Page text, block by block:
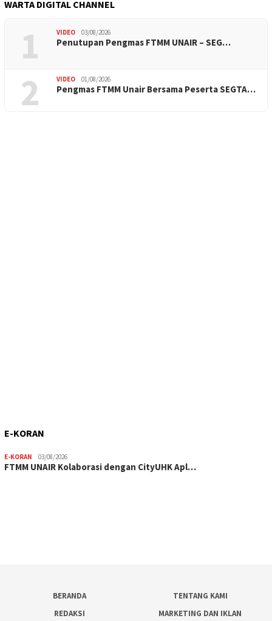
WARTA DIGITAL CHANNEL
1 VIDEO 03/08/2026
Penutupan Pengmas FTMM UNAIR – SEG…
2 VIDEO 01/08/2026
Pengmas FTMM Unair Bersama Peserta SEGTA…
E-KORAN
E-KORAN 03/08/2026
FTMM UNAIR Kolaborasi dengan CityUHK Apl…
BERANDA
TENTANG KAMI
REDAKSI
MARKETING DAN IKLAN